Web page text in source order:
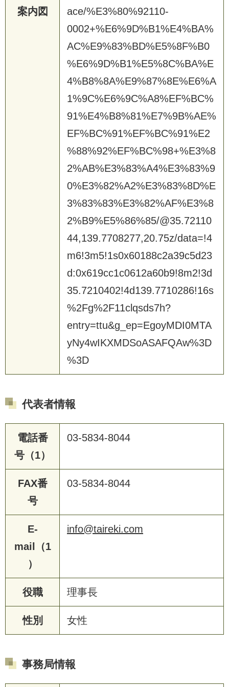
案内図
ace/%E3%80%92110-
0002+%E6%9D%B1%E4%BA%
AC%E9%83%BD%E5%8F%B0
%E6%9D%B1%E5%8C%BA%E
4%B8%8A%E9%87%8E%E6%A
1%9C%E6%9C%A8%EF%BC%
91%E4%B8%81%E7%9B%AE%
EF%BC%91%EF%BC%91%E2
%88%92%EF%BC%98+%E3%8
2%AB%E3%83%A4%E3%83%9
0%E3%82%A2%E3%83%8D%E
3%83%83%E3%82%AF%E3%8
2%B9%E5%86%85/@35.72110
44,139.7708277,20.75z/data=!4
m6!3m5!1s0x60188c2a39c5d23
d:0x619cc1c0612a60b9!8m2!3d
35.7210402!4d139.7710286!16s
%2Fg%2F11clqsds7h?
entry=ttu&g_ep=EgoyMDI0MTA
yNy4wIKXMDSoASAFQAw%3D
%3D
代表者情報
電話番
号（1）
03-5834-8044
FAX番
号
03-5834-8044
E-
mail（1
）
info@taireki.com
役職 理事長
性別 女性
事務局情報